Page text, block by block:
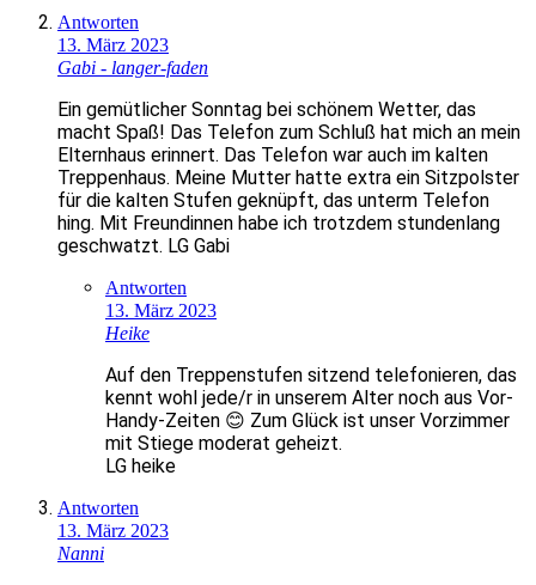
Antworten
13. März 2023
Gabi - langer-faden
Ein gemütlicher Sonntag bei schönem Wetter, das
macht Spaß! Das Telefon zum Schluß hat mich an mein
Elternhaus erinnert. Das Telefon war auch im kalten
Treppenhaus. Meine Mutter hatte extra ein Sitzpolster
für die kalten Stufen geknüpft, das unterm Telefon
hing. Mit Freundinnen habe ich trotzdem stundenlang
geschwatzt. LG Gabi
Antworten
13. März 2023
Heike
Auf den Treppenstufen sitzend telefonieren, das
kennt wohl jede/r in unserem Alter noch aus Vor-
Handy-Zeiten 😊 Zum Glück ist unser Vorzimmer
mit Stiege moderat geheizt.
LG heike
Antworten
13. März 2023
Nanni